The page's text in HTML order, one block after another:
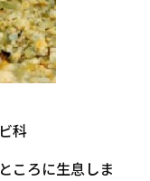
科
ころに生息しま